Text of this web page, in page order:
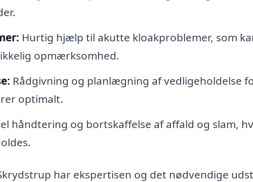
Hurtig hjælp til akutte kloakproblemer, som
opmærksomhed.
Rådgivning og planlægning af vedligeholdelse
optimalt.
håndtering og bortskaffelse af affald og slam,
har ekspertisen og det nødvendige